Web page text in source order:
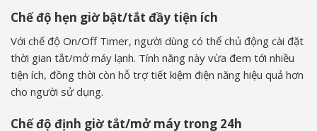
Chế độ hẹn giờ bật/tắt đầy tiện ích
Với chế độ On/Off Timer, người dùng có thể chủ động cài đặt
thời gian tắt/mở máy lạnh. Tính năng này vừa đem tới nhiều
tiện ích, đồng thời còn hỗ trợ tiết kiệm điện năng hiệu quả hơn
cho người sử dụng.
Chế độ định giờ tắt/mở máy trong 24h